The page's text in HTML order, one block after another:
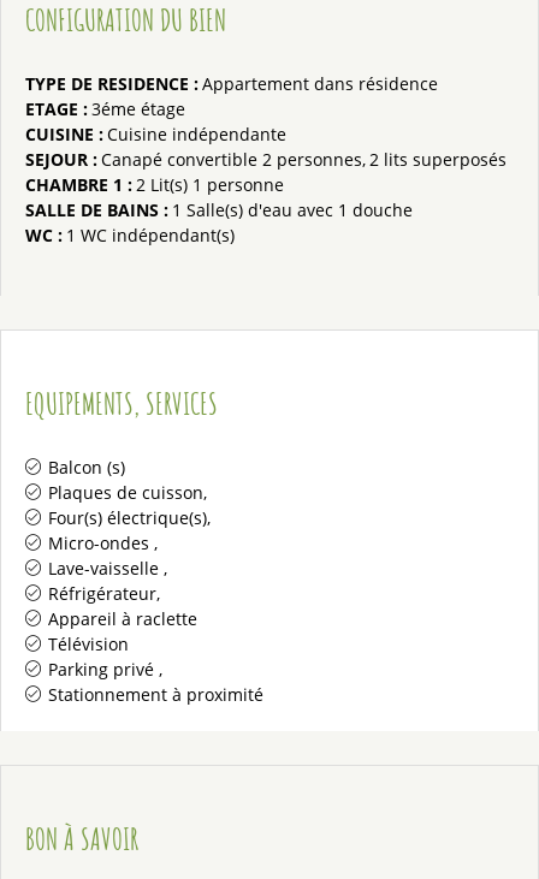
CONFIGURATION DU BIEN
TYPE DE RESIDENCE :Appartement dans résidence
ETAGE :3éme étage
CUISINE :Cuisine indépendante
SEJOUR :Canapé convertible 2 personnes
2 lits superposés
CHAMBRE 1 :2 Lit(s) 1 personne
SALLE DE BAINS : 1 Salle(s) d'eau avec 1 douche
WC : 1 WC indépendant(s)
EQUIPEMENTS, SERVICES
Balcon (s)
Plaques de cuisson
Four(s) électrique(s)
Micro-ondes
Lave-vaisselle
Réfrigérateur
Appareil à raclette
Télévision
Parking privé
Stationnement à proximité
BON À SAVOIR